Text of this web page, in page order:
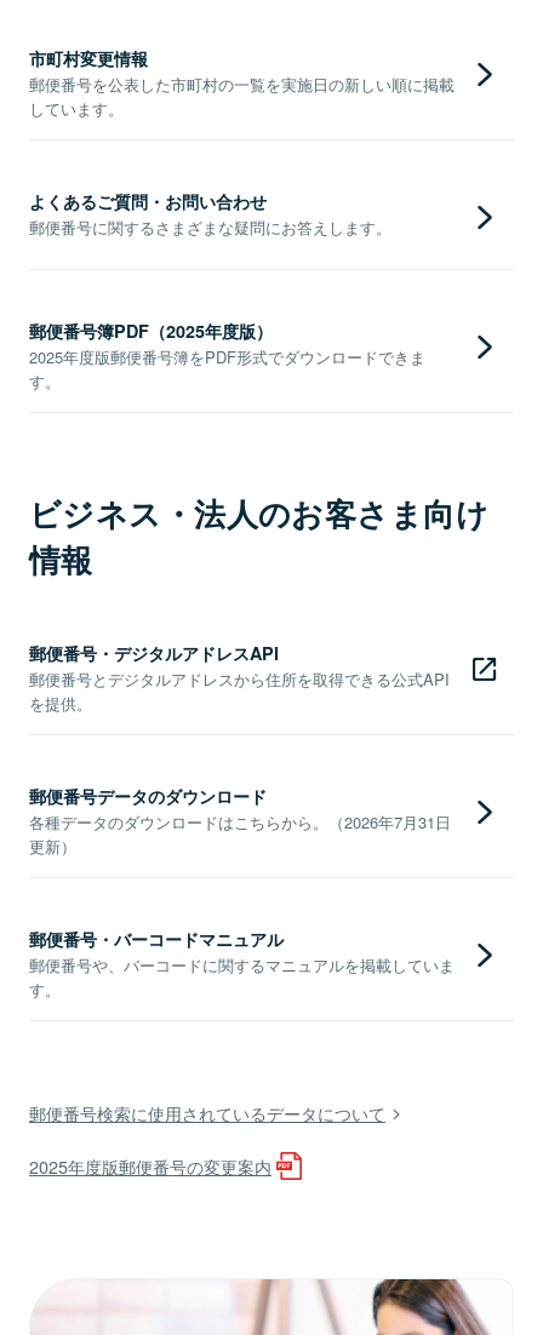
市町村変更情報
郵便番号を公表した市町村の一覧を実施日の新しい順に掲載
しています。
よくあるご質問・お問い合わせ
郵便番号に関するさまざまな疑問にお答えします。
郵便番号簿PDF（2025年度版）
2025年度版郵便番号簿をPDF形式でダウンロードできま
す。
ビジネス・法人のお客さま向け
情報
郵便番号・デジタルアドレスAPI
郵便番号とデジタルアドレスから住所を取得できる公式API
を提供。
郵便番号データのダウンロード
各種データのダウンロードはこちらから。（2026年7月31日
更新）
郵便番号・バーコードマニュアル
郵便番号や、バーコードに関するマニュアルを掲載していま
す。
郵便番号検索に使用されているデータについて
2025年度版郵便番号の変更案内